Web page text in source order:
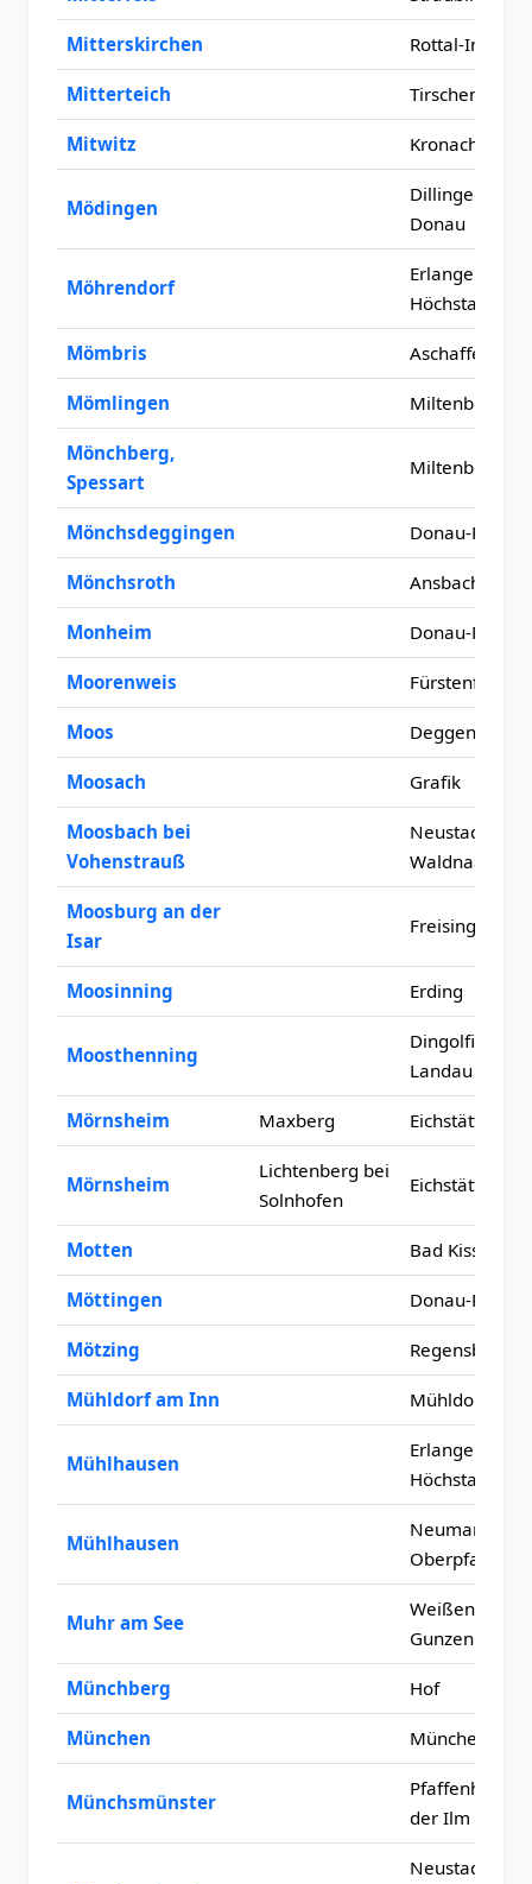
Mitterskirchen Rottal-Inn
Mitterteich Tirschenreuth
Mitwitz Kronach
Mödingen
Dillingen an
Donau
Möhrendorf
Erlangen-
Höchstadt
Mömbris Aschaffenburg
Mömlingen Miltenberg
Mönchberg,
Spessart
Miltenberg
Mönchsdeggingen Donau-Ries
Mönchsroth Ansbach
Monheim Donau-Ries
Moorenweis
Moos Deggendorf
Moosach Grafik
Moosbach bei
Vohenstrauß
Neustadt an
Waldnaab
Moosburg an der
Isar
Freising
Moosinning Erding
Moosthenning
Dingolfing-
Landau
Mörnsheim Maxberg Eichstätt
Mörnsheim
Lichtenberg bei
Solnhofen
Eichstätt
Motten Bad Kissingen
Möttingen Donau-Ries
Mötzing Regensburg
Mühldorf am Inn Mühldorf am
Mühlhausen
Erlangen-
Höchstadt
Mühlhausen
Neumarkt in
Oberpfalz
Muhr am See
Weißenburg-
Münchberg Hof
München München
Münchsmünster
Pfaffenhofen
der Ilm
Neustadt an